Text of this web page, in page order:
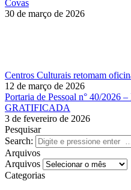
Covas
30 de março de 2026
Centros Culturais retomam
12 de março de 2026
Portaria de Pessoal n° 40/
GRATIFICADA
3 de fevereiro de 2026
Pesquisar
Search:
Arquivos
Arquivos
Categorias